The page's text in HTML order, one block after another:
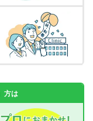
方は